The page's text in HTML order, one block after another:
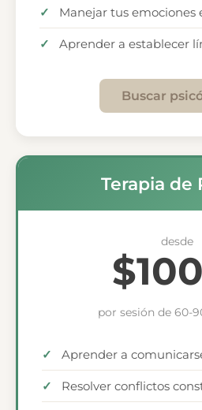
Manejar tus emociones
Aprender a establecer
Buscar
Terapia de
desde
$100
por sesión de 60-
Aprender a
Resolver conflictos